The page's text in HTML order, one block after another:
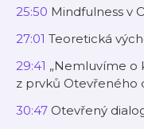
25:50 Mindfulness v
27:01 Teoretická
29:41 „Nemluvíme o
z prvků Otevřeného
30:47 Otevřený